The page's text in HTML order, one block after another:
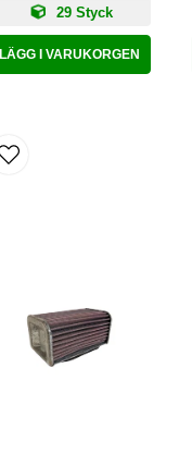
29 Styck
LÄGG I VARUKORGEN